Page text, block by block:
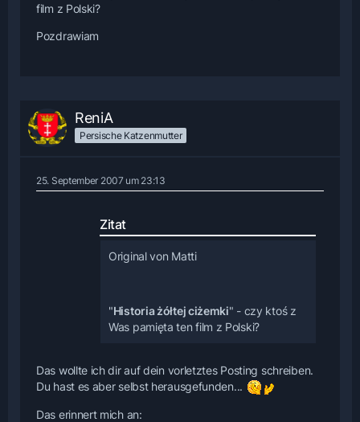
film z Polski?
Pozdrawiam
ReniA
Persische Katzenmutter
25. September 2007 um 23:13
Zitat
Original von Matti
"Historia żółtej ciżemki" - czy ktoś z
Was pamięta ten film z Polski?
Das wollte ich dir auf dein vorletztes Posting schreiben.
Du hast es aber selbst herausgefunden...
Das erinnert mich an: